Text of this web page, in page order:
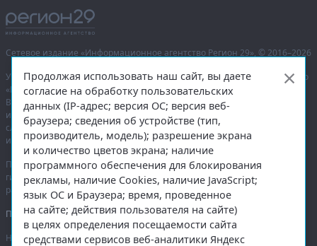
Сетевое издание «Информационное агентство Регион 29», © 2016–2026
Учредитель — общество с ограниченной ответственностью «Агентство
«Правда Севера».
Выписка из реестра зарегистрированных средств массовой
информации:ЭЛ № ФС 77-74226
от 09.11.2018 выдано Федеральной
службой по надзору в сфере связи, информационных технологий
и массовых коммуникаций (Роскомнадзор).
При полном или частичном использовании любых материалов
гиперссылка на region29.ru обязательна. Копирование материалов без
разрешения администрации сайта запрещено.
Правовая информация.
На информационном ресурсе применяютсярекомендательные
Продолжая использовать наш сайт, вы даете
согласие на обработку пользовательских
данных (IP-адрес; версия ОС; версия веб-
браузера; сведения об устройстве (тип,
производитель, модель); разрешение экрана
и количество цветов экрана; наличие
программного обеспечения для блокирования
рекламы, наличие Cookies, наличие JavaScript;
язык ОС и Браузера; время, проведенное
на сайте; действия пользователя на сайте)
в целях определения посещаемости сайта
средствами сервисов веб-аналитики Яндекс